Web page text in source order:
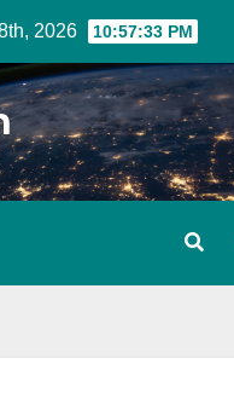
2026 10:57:34 PM